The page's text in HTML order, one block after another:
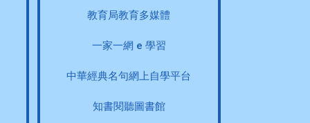
教育局教育多媒體
一家一網 e 學習
中華經典名句網上自學平台
知書閱聽圖書館